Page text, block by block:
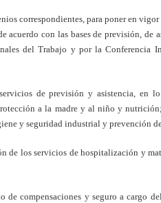
correspondientes, para poner en
acuerdo con las bases de previsión, de
del Trabajo y por la Conferencia
de previsión y asistencia, en
a la madre y al niño y
y seguridad indus­trial y prevención
de los servicios de hospitalización y
de compensaciones y seguro a cargo